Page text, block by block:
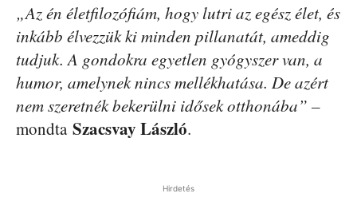
„Az én életfilozófiám, hogy lutri az egész élet, és
inkább élvezzük ki minden pillanatát, ameddig
tudjuk. A gondokra egyetlen gyógyszer van, a
humor, amelynek nincs mellékhatása. De azért
nem szeretnék bekerülni idősek otthonába” –
mondta Szacsvay László.
Hirdetés